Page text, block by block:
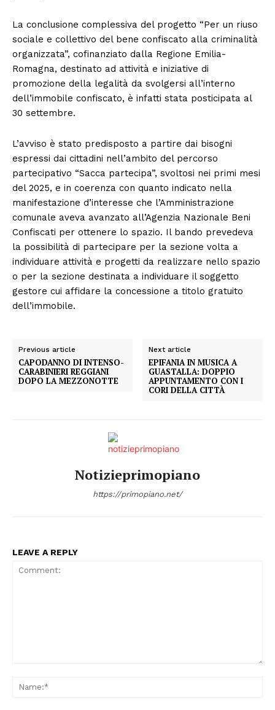
La conclusione complessiva del progetto “Per un riuso
sociale e collettivo del bene confiscato alla criminalità
organizzata”, cofinanziato dalla Regione Emilia-
Romagna, destinato ad attività e iniziative di
promozione della legalità da svolgersi all’interno
dell’immobile confiscato, è infatti stata posticipata al
30 settembre.
L’avviso è stato predisposto a partire dai bisogni
espressi dai cittadini nell’ambito del percorso
partecipativo “Sacca partecipa”, svoltosi nei primi mesi
del 2025, e in coerenza con quanto indicato nella
manifestazione d’interesse che l’Amministrazione
comunale aveva avanzato all’Agenzia Nazionale Beni
Confiscati per ottenere lo spazio. Il bando prevedeva
la possibilità di partecipare per la sezione volta a
individuare attività e progetti da realizzare nello spazio
o per la sezione destinata a individuare il soggetto
gestore cui affidare la concessione a titolo gratuito
dell’immobile.
Previous article
CAPODANNO DI INTENSO-
CARABINIERI REGGIANI
DOPO LA MEZZONOTTE
Next article
EPIFANIA IN MUSICA A
GUASTALLA: DOPPIO
APPUNTAMENTO CON I
CORI DELLA CITTÀ
Notizieprimopiano
https://primopiano.net/
LEAVE A REPLY